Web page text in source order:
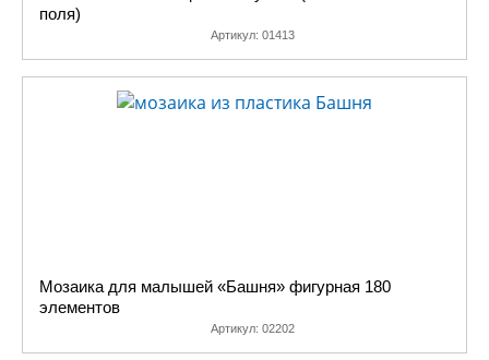
поля)
Артикул: 01413
Мозаика для малышей «Башня» фигурная 180
элементов
Артикул: 02202